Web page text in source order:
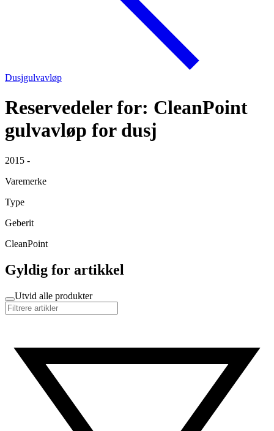
Dusjgulvavløp
Reservedeler for: CleanPoint
gulvavløp for dusj
2015 -
Varemerke
Type
Geberit
CleanPoint
Gyldig for artikkel
Utvid alle produkter